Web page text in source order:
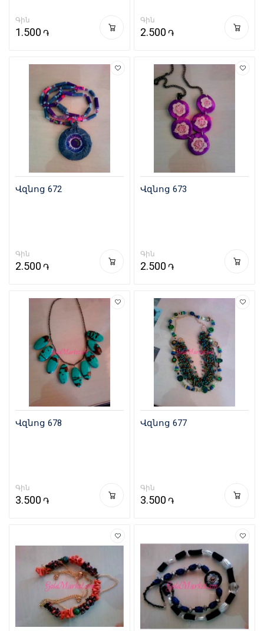
Գին
1.500 ֏
Գին
2.500 ֏
Վզնոց 672
Գին
2.500 ֏
Վզնոց 673
Գին
2.500 ֏
Վզնոց 678
Գին
3.500 ֏
Վզնոց 677
Գին
3.500 ֏